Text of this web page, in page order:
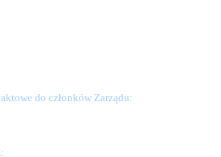
do członków Zarządu: